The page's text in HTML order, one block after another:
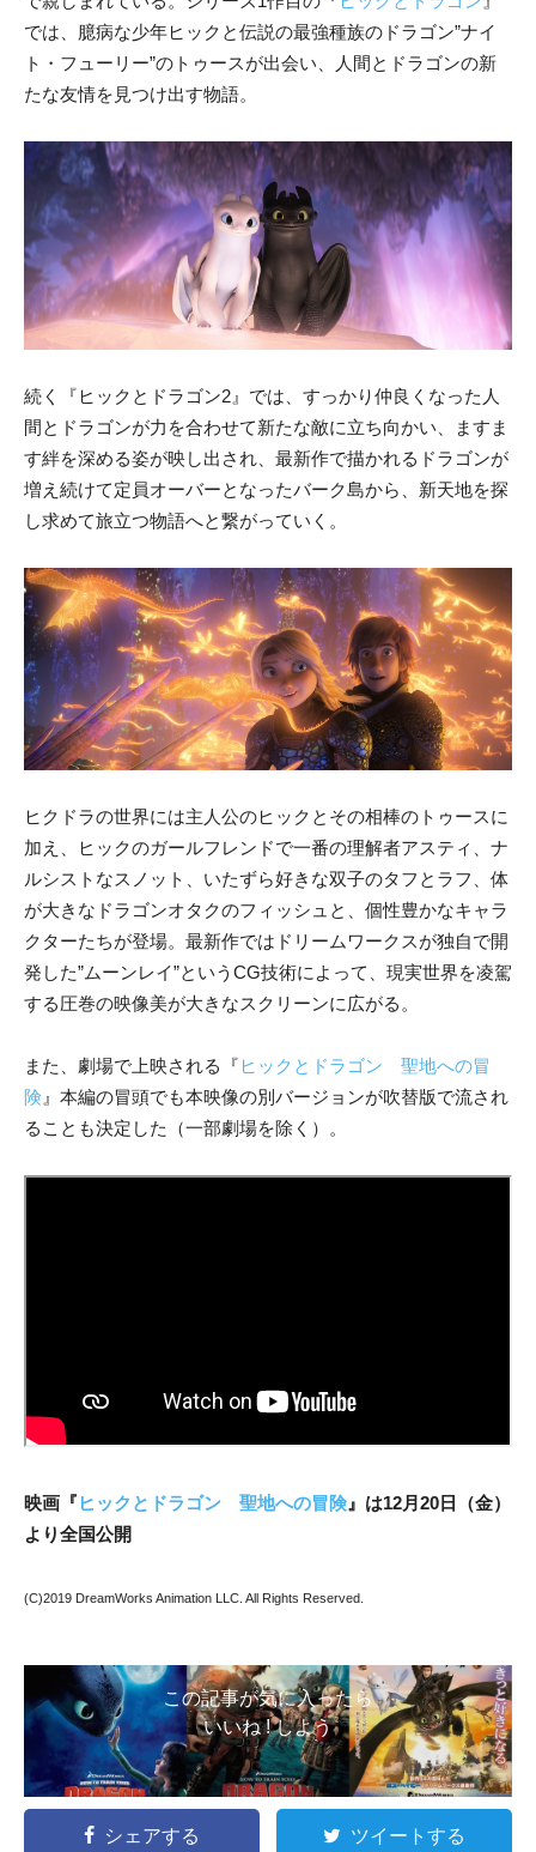
では、臆病な少年ヒックと伝説の最強種族のドラゴン”ナイ
ト・フューリー”のトゥースが出会い、人間とドラゴンの新
たな友情を見つけ出す物語。
続く『ヒックとドラゴン2』では、すっかり仲良くなった人
間とドラゴンが力を合わせて新たな敵に立ち向かい、ますま
す絆を深める姿が映し出され、最新作で描かれるドラゴンが
増え続けて定員オーバーとなったバーク島から、新天地を探
し求めて旅立つ物語へと繋がっていく。
ヒクドラの世界には主人公のヒックとその相棒のトゥースに
加え、ヒックのガールフレンドで一番の理解者アスティ、ナ
ルシストなスノット、いたずら好きな双子のタフとラフ、体
が大きなドラゴンオタクのフィッシュと、個性豊かなキャラ
クターたちが登場。最新作ではドリームワークスが独自で開
発した”ムーンレイ”というCG技術によって、現実世界を凌駕
する圧巻の映像美が大きなスクリーンに広がる。
また、劇場で上映される『 ヒックとドラゴン 聖地への冒
険 』本編の冒頭でも本映像の別バージョンが吹替版で流され
ることも決定した（一部劇場を除く）。
映画『 ヒックとドラゴン 聖地への冒険 』は12月20日（金）
より全国公開
(C)2019 DreamWorks Animation LLC. All Rights Reserved.
この記事が気に入ったら
いいね ! しよう
シェアする ツイートする